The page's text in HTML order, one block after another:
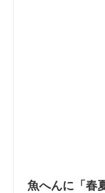
魚へんに「春